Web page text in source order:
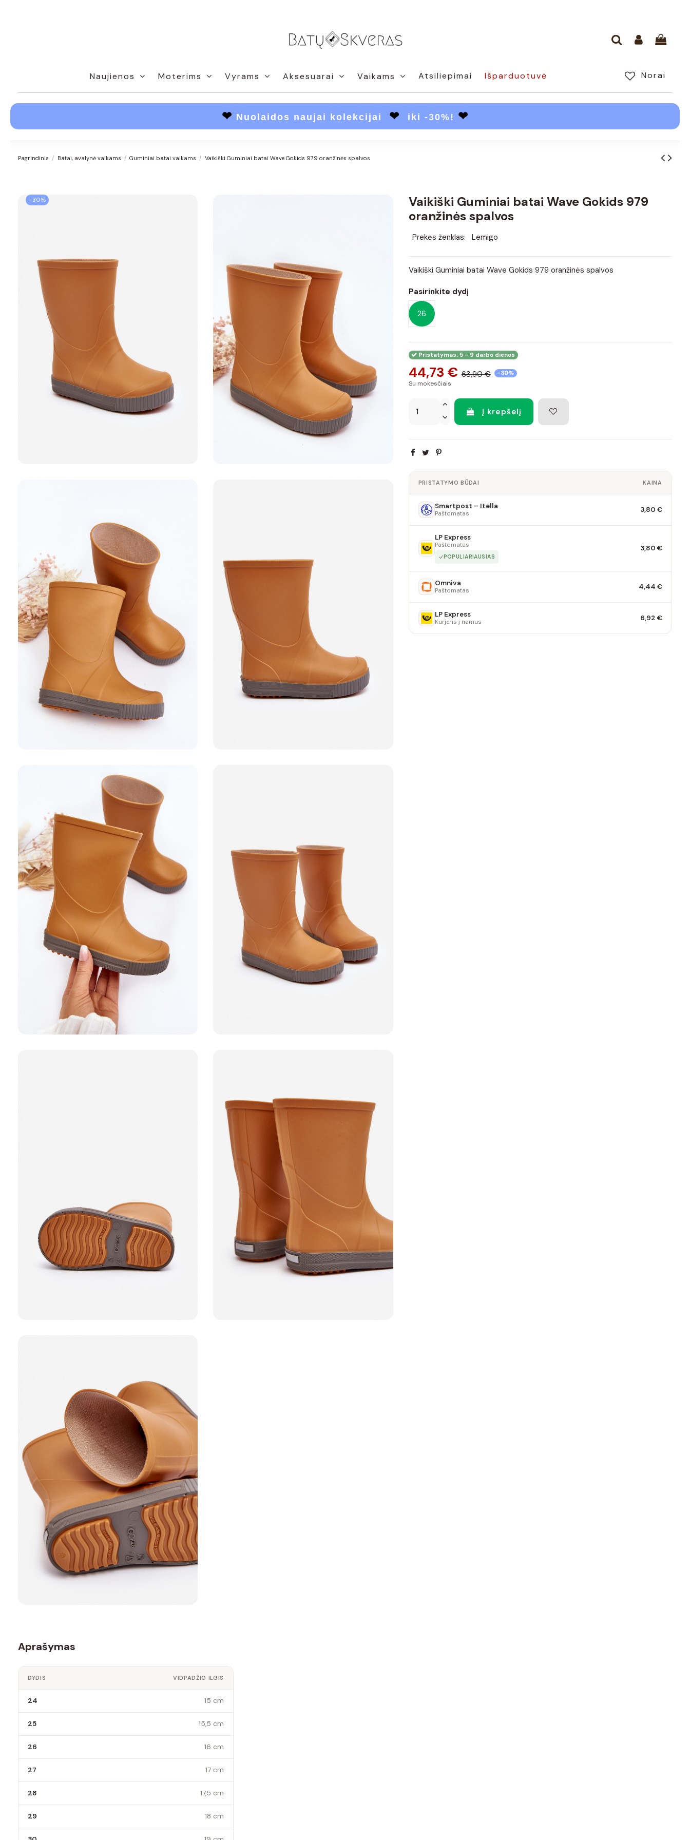
Naujienos Moterims Vyrams Aksesuarai Vaikams Atsiliepimai Norai
Išparduotuvė
❤ Nuolaidos naujai kolekcijai ❤ iki -30%! ❤
Pagrindinis Batai, avalynė vaikams Guminiai batai vaikams Vaikiški Guminiai batai Wave Gokids 979 oranžinės spalvos
−30%
Vaikiški Guminiai batai Wave Gokids 979
oranžinės spalvos
Prekės ženklas: Lemigo
Vaikiški Guminiai batai Wave Gokids 979 oranžinės spalvos
Pasirinkite dydį
26
Pristatymas: 5 - 9 darbo dienos
44,73 € 63,90 € -30%
Su mokesčiais
Į krepšelį
PRISTATYMO BŪDAI KAINA
Smartpost – Itella
Paštomatas 3,80 €
LP Express
Paštomatas
POPULIARIAUSIAS
3,80 €
Omniva
Paštomatas 4,44 €
LP Express
Kurjeris į namus 6,92 €
Aprašymas
DYDIS VIDPADŽIO ILGIS
24 15 cm
25 15,5 cm
26 16 cm
27 17 cm
28 17,5 cm
29 18 cm